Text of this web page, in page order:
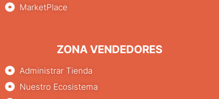
MarketPlace
ZONA VENDEDORES
Administrar Tienda
Nuestro Ecosistema